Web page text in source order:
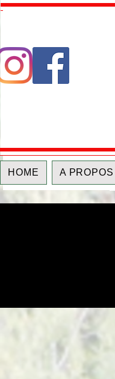
HOME A PROPOS